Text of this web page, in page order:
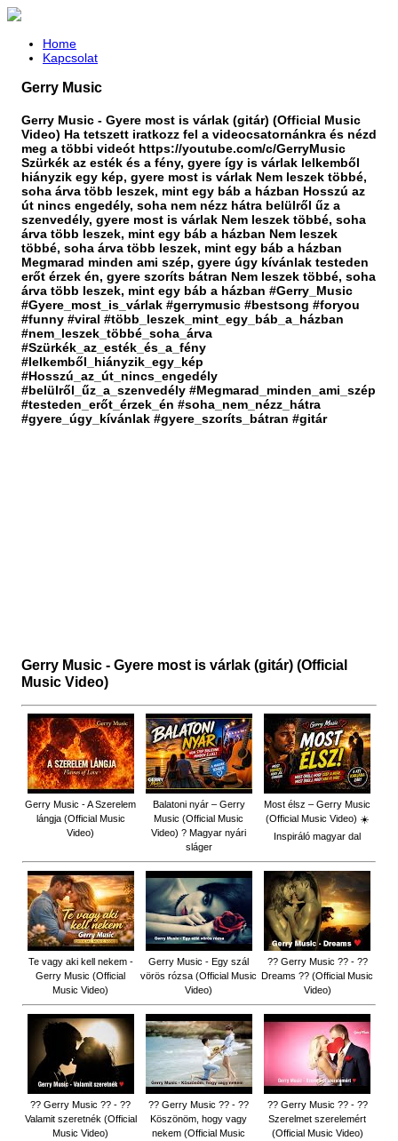
Home
Kapcsolat
Gerry Music
Gerry Music - Gyere most is várlak (gitár) (Official Music
Video) Ha tetszett iratkozz fel a videocsatornánkra és nézd
meg a többi videót https://youtube.com/c/GerryMusic
Szürkék az esték és a fény, gyere így is várlak lelkemből
hiányzik egy kép, gyere most is várlak Nem leszek többé,
soha árva több leszek, mint egy báb a házban Hosszú az
út nincs engedély, soha nem nézz hátra belülről űz a
szenvedély, gyere most is várlak Nem leszek többé, soha
árva több leszek, mint egy báb a házban Nem leszek
többé, soha árva több leszek, mint egy báb a házban
Megmarad minden ami szép, gyere úgy kívánlak testeden
erőt érzek én, gyere szoríts bátran Nem leszek többé, soha
árva több leszek, mint egy báb a házban #Gerry_Music
#Gyere_most_is_várlak #gerrymusic #bestsong #foryou
#funny #viral #több_leszek_mint_egy_báb_a_házban
#nem_leszek_többé_soha_árva
#Szürkék_az_esték_és_a_fény
#lelkemből_hiányzik_egy_kép
#Hosszú_az_út_nincs_engedély
#belülről_űz_a_szenvedély #Megmarad_minden_ami_szép
#testeden_erőt_érzek_én #soha_nem_nézz_hátra
#gyere_úgy_kívánlak #gyere_szoríts_bátran #gitár
Gerry Music - Gyere most is várlak (gitár) (Official
Music Video)
Gerry Music - A Szerelem
lángja (Official Music
Video)
Balatoni nyár – Gerry
Music (Official Music
Video) ? Magyar nyári
sláger
Most élsz – Gerry Music
(Official Music Video) ☀️
Inspiráló magyar dal
Te vagy aki kell nekem -
Gerry Music (Official
Music Video)
Gerry Music - Egy szál
vörös rózsa (Official Music
Video)
?? Gerry Music ?? - ??
Dreams ?? (Official Music
Video)
?? Gerry Music ?? - ??
Valamit szeretnék (Official
Music Video)
?? Gerry Music ?? - ??
Köszönöm, hogy vagy
nekem (Official Music
?? Gerry Music ?? - ??
Szerelmet szerelemért
(Official Music Video)